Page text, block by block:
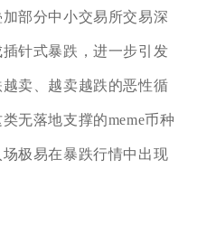
部分中小交易所交易深
针式暴跌，进一步引发
卖、越卖越跌的恶性循
无落地支撑的meme币种
极易在暴跌行情中出现